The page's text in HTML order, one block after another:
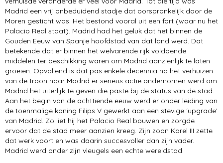
Madrid een vrij onbeduidend stadje dat oorspronkelijk door de
Moren gesticht was. Het bestond vooral uit een fort (waar nu het
Palacio Real staat). Madrid had het geluk dat het binnen de
Gouden Eeuw van Spanje hoofdstad van dat land werd. Dat
betekende dat er binnen het welvarende rijk voldoende
middelen ter beschikking waren om Madrid aanzienlijk te laten
groeien. Opvallend is dat pas enkele decennia na het verhuizen
van de troon naar Madrid er serieus actie ondernomen werd om
Madrid het uiterlijk te geven die paste bij de status van de stad.
Aan het begin van de achttiende eeuw werd er onder leiding van
de toenmalige koning Filips V gewerkt aan een stevige ‘upgrade’
van Madrid. Zo liet hij het Palacio Real bouwen en zorgde
ervoor dat de stad meer aanzien kreeg. Zijn zoon Karel III zette
dat werk voort en was daarin succesvoller dan zijn vader.
Madrid werd onder zijn vleugels een echte wereldstad.